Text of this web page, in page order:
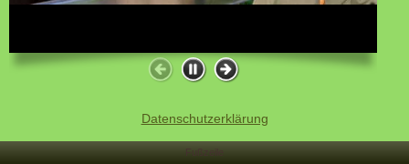
Datenschutzerklärung
Fußzeile